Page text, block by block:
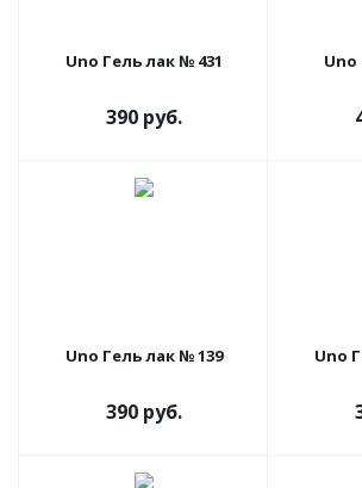
Uno Гель лак № 431
390 руб.
Uno
Uno Гель лак № 139
390 руб.